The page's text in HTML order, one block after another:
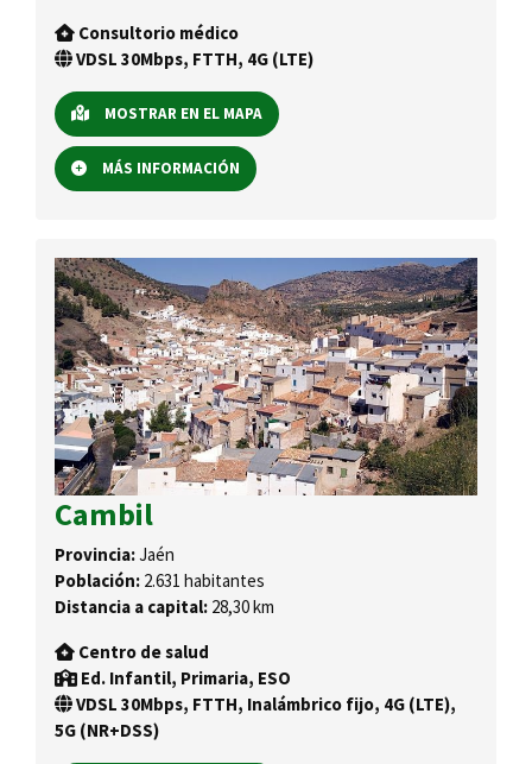
Consultorio médico
VDSL 30Mbps, FTTH, 4G (LTE)
MOSTRAR EN EL MAPA
MÁS INFORMACIÓN
Cambil
Provincia:Jaén
Población: 2.631 habitantes
Distancia a capital: 28,30 km
Centro de salud
Ed. Infantil, Primaria, ESO
VDSL 30Mbps, FTTH, Inalámbrico fijo, 4G (LTE),
5G (NR+DSS)